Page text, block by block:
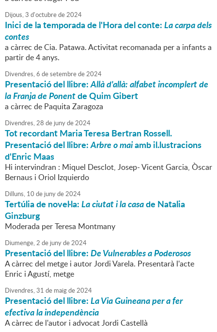
Dijous,3 d'octubrede2024
Inici de la temporada de l'Hora del conte:La carpa dels
contes
a càrrec de Cia. Patawa. Activitat recomanada per a infants a
partir de 4 anys.
Divendres,6 desetembrede2024
Presentació del llibre:Allà d'allà: alfabet incomplert de
la Franja de Ponentde Quim Gibert
a càrrec de Paquita Zaragoza
Divendres,28 de junyde2024
Tot recordant Maria Teresa Bertran Rossell.
Presentació del llibre:Arbre o maiamb il.lustracions
d'Enric Maas
Hi intervindran : Miquel Desclot, Josep- Vicent Garcia, Òscar
Bernaus i Oriol Izquierdo
Dilluns, 10 de junyde2024
Tertúlia de novel·la:La ciutat i la casade Natalia
Ginzburg
Moderada per Teresa Montmany
Diumenge,2 de junyde2024
Presentació del llibre:De Vulnerables a Poderosos
A càrrec del metge i autor Jordi Varela. Presentarà l'acte
Enric i Agustí, metge
Divendres,31 de maigde2024
Presentació del llibre:La Via Guineana per a fer
efectiva la independència
A càrrec de l'autor i advocat Jordi Castellà